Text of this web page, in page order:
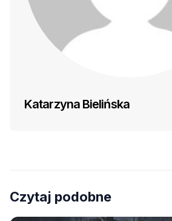
Katarzyna Bielińska
Czytaj podobne